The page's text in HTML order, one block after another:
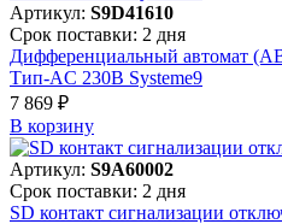
Артикул: S9D41610
Срок поставки: 2 дня
Дифференциальный автомат
Тип-AC 230В Systeme9
7 869 ₽
В корзинy
Артикул: S9A60002
Срок поставки: 2 дня
SD контакт сигнализации